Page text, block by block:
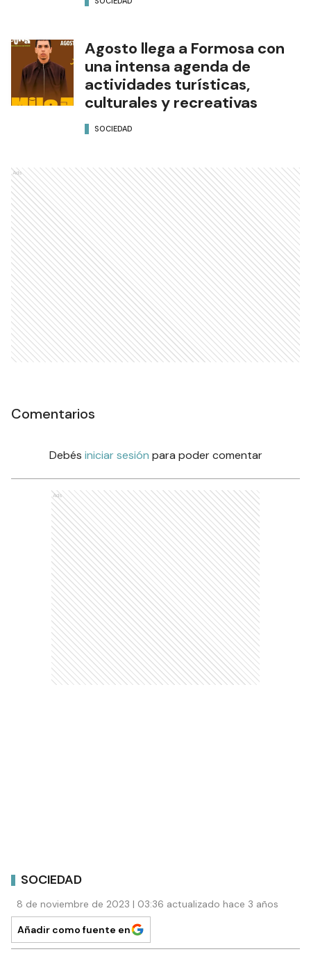
Agosto llega a Formosa con
una intensa agenda de
actividades turísticas,
culturales y recreativas
SOCIEDAD
Ads
Comentarios
Debés iniciar sesión para poder comentar
Ads
SOCIEDAD
8 de noviembre de 2023 | 03:36 actualizado hace 3 años
Añadir como fuente en